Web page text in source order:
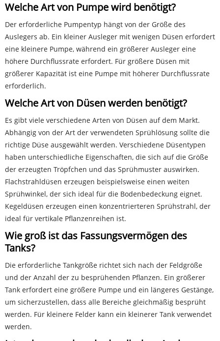
Welche Art von Pumpe wird benötigt?
Der erforderliche Pumpentyp hängt von der Größe des
Auslegers ab. Ein kleiner Ausleger mit wenigen Düsen erfordert
eine kleinere Pumpe, während ein größerer Ausleger eine
höhere Durchflussrate erfordert. Für größere Düsen mit
größerer Kapazität ist eine Pumpe mit höherer Durchflussrate
erforderlich.
Welche Art von Düsen werden benötigt?
Es gibt viele verschiedene Arten von Düsen auf dem Markt.
Abhängig von der Art der verwendeten Sprühlösung sollte die
richtige Düse ausgewählt werden. Verschiedene Düsentypen
haben unterschiedliche Eigenschaften, die sich auf die Größe
der erzeugten Tröpfchen und das Sprühmuster auswirken.
Flachstrahldüsen erzeugen beispielsweise einen weiten
Sprühwinkel, der sich ideal für die Bodenbedeckung eignet.
Kegeldüsen erzeugen einen konzentrierteren Sprühstrahl, der
ideal für vertikale Pflanzenreihen ist.
Wie groß ist das Fassungsvermögen des
Tanks?
Die erforderliche Tankgröße richtet sich nach der Feldgröße
und der Anzahl der zu besprühenden Pflanzen. Ein größerer
Tank erfordert eine größere Pumpe und ein längeres Gestänge,
um sicherzustellen, dass alle Bereiche gleichmäßig besprüht
werden. Für kleinere Felder kann ein kleinerer Tank verwendet
werden.